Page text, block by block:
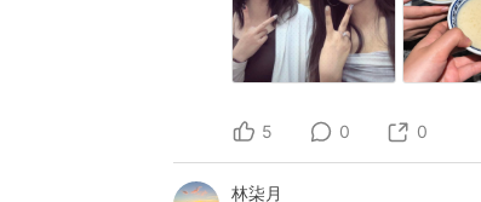
5 0 0
林柒月